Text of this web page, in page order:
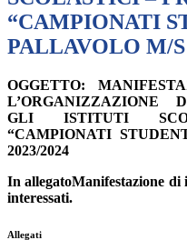
“CAMPIONATI
PALLAVOLO M/S
OGGETTO:
GLI ISTITUTI
“CAMPIONATI
2023/2024
In allegatoManifestazione di
interessati.
Allegati